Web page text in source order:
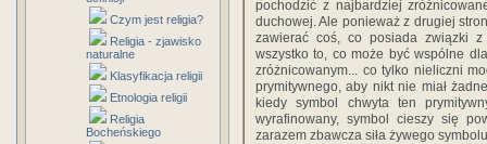
Czym jest religia?
Religia - zjawisko
naturalne
Klasyfikacja religii
Etnologia religii
Religia
Bocheńskiego
pochodzić z najbardziej
duchowej. Ale ponieważ z drugiej
zawierać coś, co posiada związki
wszystko to, co może być wspólne
zróżnicowanym... co tylko nieliczni
prymitywnego, aby nikt nie miał
kiedy symbol chwyta ten
wyrafinowany, symbol cieszy się
zarazem zbawcza siła żywego